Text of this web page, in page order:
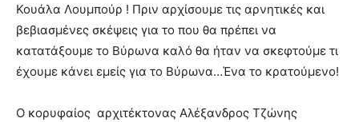
Κουάλα Λουμπούρ ! Πριν αρχίσουμε τις αρνητικές και
βεβιασμένες σκέψεις για το που θα πρέπει να
κατατάξουμε το Βύρωνα καλό θα ήταν να σκεφτούμε τι
έχουμε κάνει εμείς για το Βύρωνα…Ένα το κρατούμενο!
O κορυφαίος αρχιτέκτονας Αλέξανδρος Τζώνης